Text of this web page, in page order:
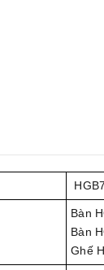
Bàn
Bàn
Ghế